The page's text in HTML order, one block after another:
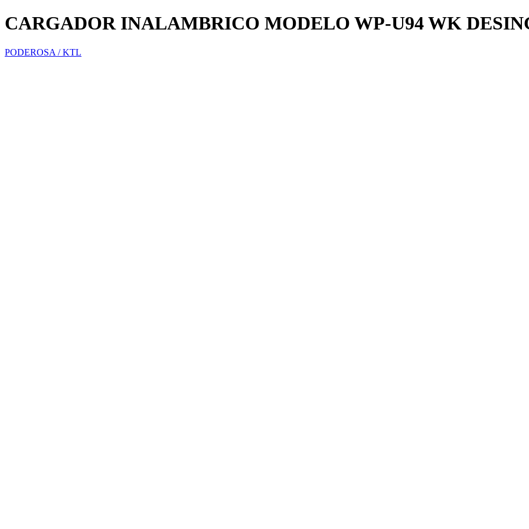
CARGADOR INALAMBRICO MODELO WP-U94 WK
PODEROSA / KTL